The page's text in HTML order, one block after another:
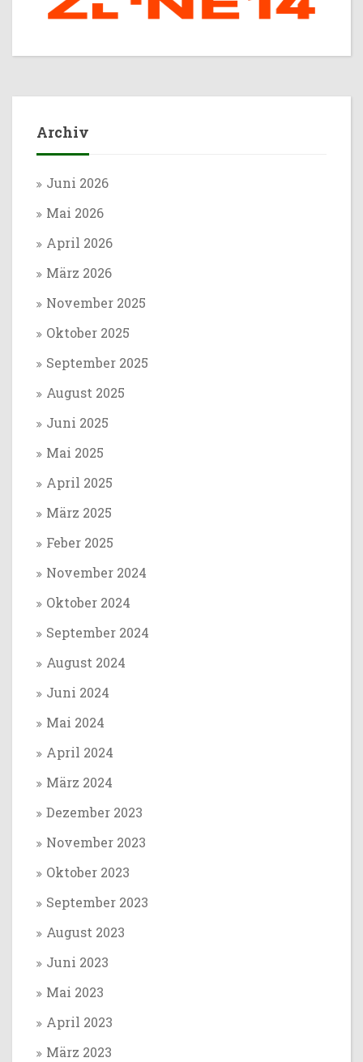
Archiv
Juni 2026
Mai 2026
April 2026
März 2026
November 2025
Oktober 2025
September 2025
August 2025
Juni 2025
Mai 2025
April 2025
März 2025
Feber 2025
November 2024
Oktober 2024
September 2024
August 2024
Juni 2024
Mai 2024
April 2024
März 2024
Dezember 2023
November 2023
Oktober 2023
September 2023
August 2023
Juni 2023
Mai 2023
April 2023
März 2023